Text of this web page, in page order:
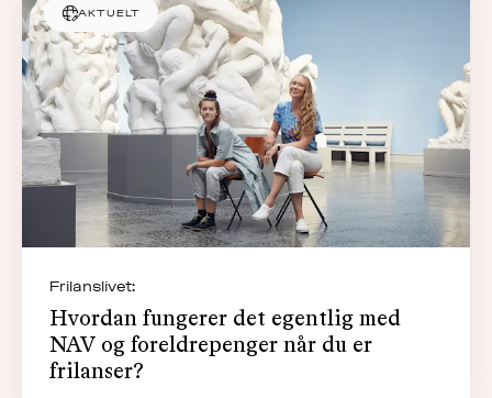
AKTUELT
Frilanslivet:
Hvordan fungerer det egentlig med
NAV og foreldrepenger når du er
frilanser?